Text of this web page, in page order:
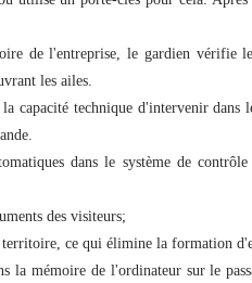
de l'entreprise, le gardien vérifie
les ailes.
capacité technique d'intervenir
dans le système de
des visiteurs;
territoire, ce qui élimine la formation
la mémoire de l'ordinateur sur le